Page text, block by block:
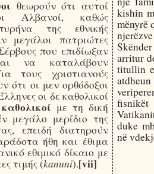
θεωρούν ότι αυτοί
Αλβανοί, καθώς
της εθνικής
μεγάλοι πατριώτες
που επιδίωξαν
να καταλάβουν
τους χριστιανούς
ότι οι μεν ορθόδοξοι
οι δε καθολικοί
καθολικοίμε τη δική
μεγάλο μερίδιο της
επειδή διατηρούν
ήθη και έθιμα
εθιμικό δίκαιο με
τιμής (kanuni).[vii]
kishin
mënyrë
arritur
titullin
fisnikët
duke
në